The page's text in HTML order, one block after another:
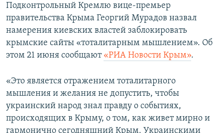
поискуИНФОГРАФИКА
ТЕЛЕПРОЕКТ КРЫМ.РЕАЛИИ
СОВЕТЫ ПРАВОЗАЩИТНИКОВ
ПРОПАВШИЕ БЕЗ ВЕСТИ
ПОБЕДИТЕЛЕЙ НЕ СУДЯТ?
КРЫМ.НЕПОКОРЕННЫЙ
УКРАИНСКАЯ ПРОБЛЕМА КРЫМА
КАК ОБОЙТИ БЛОКИРОВКУ
Українською
Qırımtatar
ПРИСОЕДИНЯЙТЕСЬ!
Подконтрольный Кремлю вице-премьер
правительства Крыма Георгий Мурадов назвал
намерения киевских властей заблокировать
крымские сайты «тоталитарным мышлением». Об
этом 21 июня сообщают «РИА Новости Крым».
«Это является отражением тоталитарного
мышления и желания не допустить, чтобы
украинский народ знал правду о событиях,
происходящих в Крыму, о том, как живет мирно и
гармонично сегодняшний Крым. Украинскими